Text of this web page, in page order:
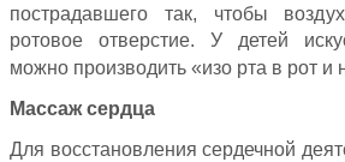
пострадавшего так, чтобы
ротовое отверстие. У детей
можно производить «изо рта в рот и
Массаж сердца
Для восстановления сердечной